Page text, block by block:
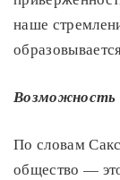
наше
Возможность
По словам
общество —